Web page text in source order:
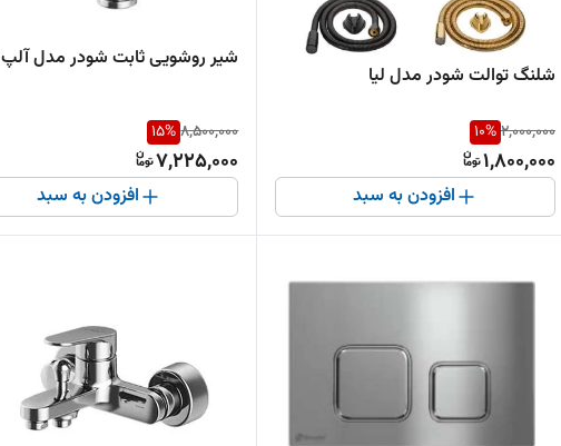
شلنگ توالت شودر مدل لیا
2,000,000
10%
1,800,000
افزودن به سبد
شیر روشویی ثابت شودر مدل آلپ
8,500,000
15%
7,225,000
افزودن به سبد